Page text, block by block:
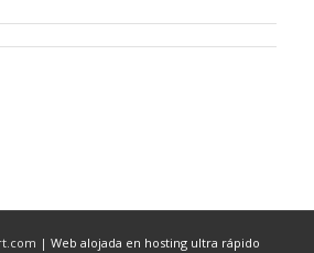
| Web alojada en hosting ultra rápido